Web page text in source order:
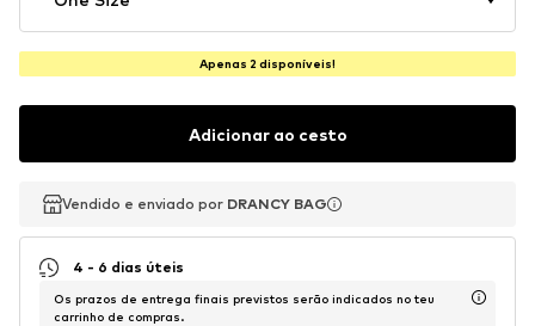
Apenas 2 disponíveis!
Adicionar ao cesto
Vendido e enviado por DRANCY BAG
Vendido e enviado por DRANCY BAG
4 - 6 dias úteis
Os prazos de entrega finais previstos serão indicados no teu
carrinho de compras.